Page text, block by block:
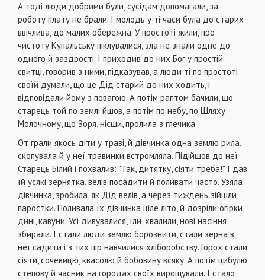
А тоді люди добрими були, сусідам допомагали, за
роботу плату не брали. І молодь у ті часи була до старих
ввічлива, до малих обережна. У простоті жили, про
чистоту Купальську піклувалися, зла не знали одне до
одного й заздрості. І приходив до них Бог у простій
свитці, говорив з ними, підказував, а люди ті по простоті
своїй думали, що це Дід старий до них ходить, і
відповідали йому з повагою. А потім раптом бачили, що
старець той по землі йшов, а потім по небу, по Шляху
Молочному, що Зоря, нісши, пролила з глечика.
От грали якось діти у траві, й дівчинка одна землю рила,
скопувала й у неї травинки встромляла. Підійшов до неї
Старець Білий і похвалив: "Так, дитятку, сіяти треба!" І дав
їй усякі зернятка, велів посадити й поливати часто. Узяла
дівчинка, зробила, як Дід велів, а через тиждень зійшли
паростки. Поливала їх дівчинка ціле літо, й дозріли огірки,
дині, кавуни. Усі дивувалися, їли, хвалили, нові насіння
збирали. І стали люди землю борознити, стали зерна в
неї садити і з тих пір навчилися хліборобству. Горох стали
сіяти, сочевицю, квасолю й бобовину всяку. А потім цибулю
степову й часник на городах своїх вирощували. І стало